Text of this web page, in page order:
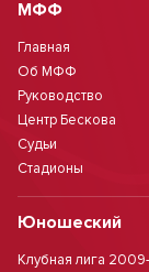
МФФ
Главная
Об МФФ
Руководство
Центр Бескова
Судьи
Стадионы
Юношеский
Клубная лига 2009-